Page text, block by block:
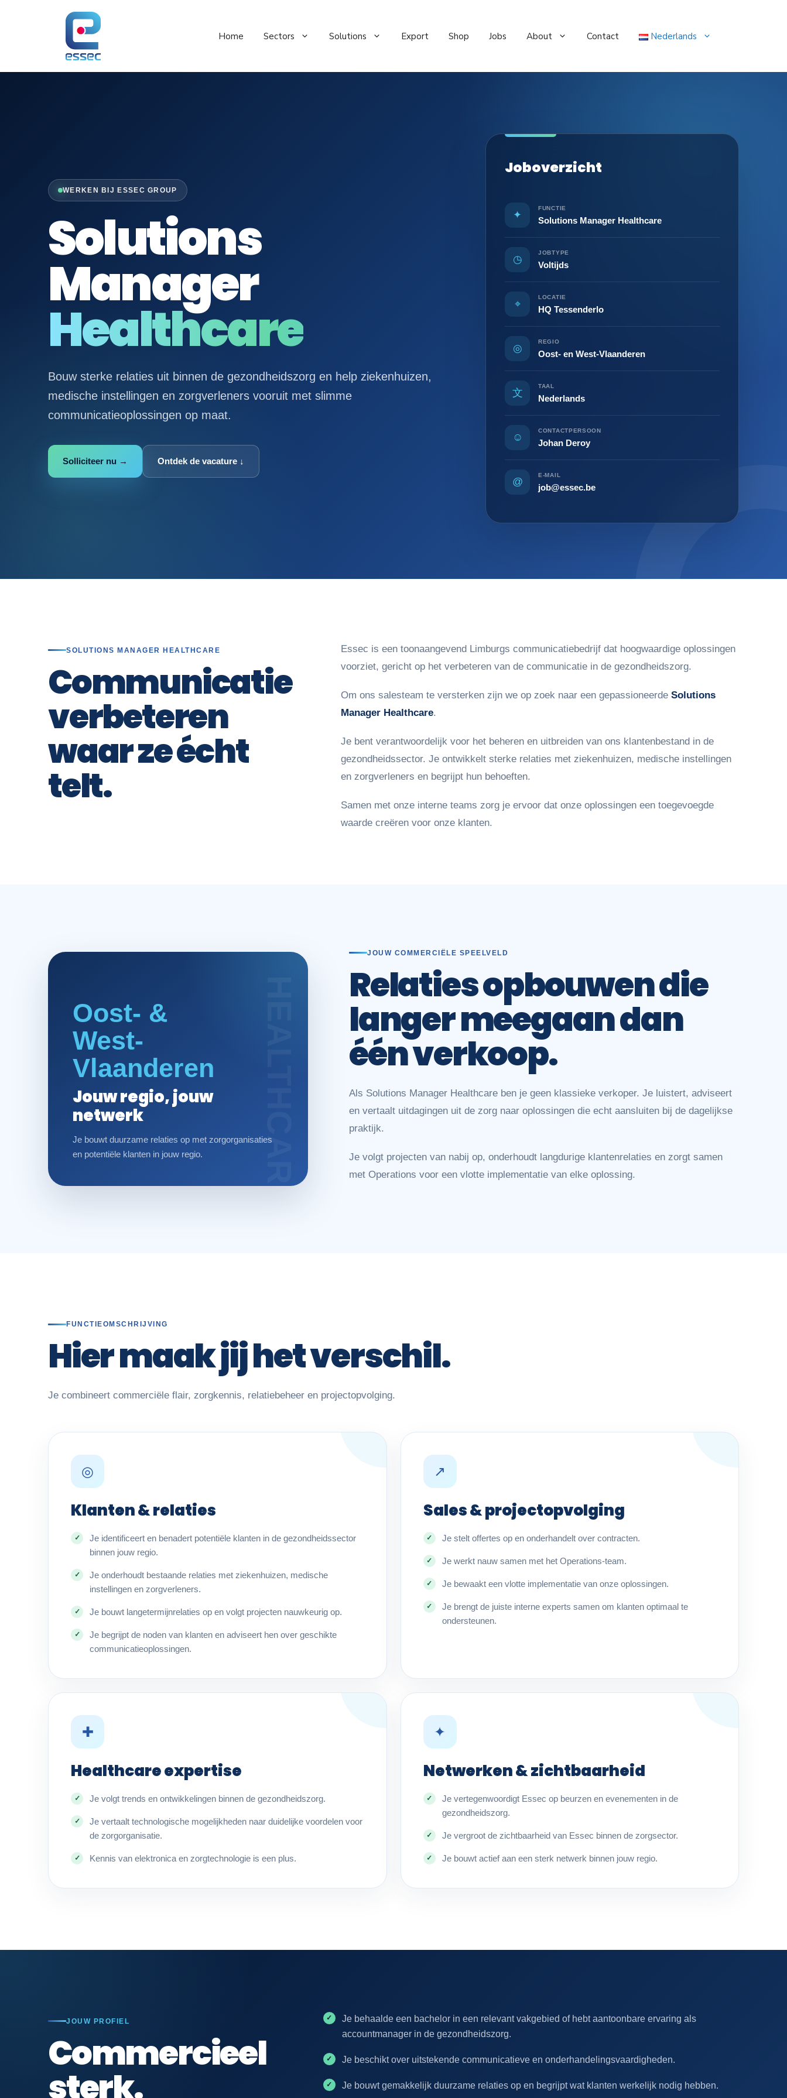
Home Sectors Solutions Export Shop Jobs About Contact Nederlands
WERKEN BIJ ESSEC GROUP
Solutions
Manager
Healthcare
Bouw sterke relaties uit binnen de gezondheidszorg en help ziekenhuizen,
medische instellingen en zorgverleners vooruit met slimme
communicatieoplossingen op maat.
Solliciteer nu → Ontdek de vacature ↓
Joboverzicht
✦
FUNCTIE
Solutions Manager Healthcare
◷
JOBTYPE
Voltijds
⌖
LOCATIE
HQ Tessenderlo
◎
REGIO
Oost- en West-Vlaanderen
文
TAAL
Nederlands
☺
CONTACTPERSOON
Johan Deroy
@
E-MAIL
job@essec.be
SOLUTIONS MANAGER HEALTHCARE
Communicatie
verbeteren
waar ze écht
telt.
Essec is een toonaangevend Limburgs communicatiebedrijf dat hoogwaardige oplossingen
voorziet, gericht op het verbeteren van de communicatie in de gezondheidszorg.
Om ons salesteam te versterken zijn we op zoek naar een gepassioneerdeSolutions
Manager Healthcare.
Je bent verantwoordelijk voor het beheren en uitbreiden van ons klantenbestand in de
gezondheidssector. Je ontwikkelt sterke relaties met ziekenhuizen, medische instellingen
en zorgverleners en begrijpt hun behoeften.
Samen met onze interne teams zorg je ervoor dat onze oplossingen een toegevoegde
waarde creëren voor onze klanten.
Oost- &
West-
Vlaanderen
Jouw regio, jouw
netwerk
Je bouwt duurzame relaties op met zorgorganisaties
en potentiële klanten in jouw regio.
JOUW COMMERCIËLE SPEELVELD
Relaties opbouwen die
langer meegaan dan
één verkoop.
Als Solutions Manager Healthcare ben je geen klassieke verkoper. Je luistert, adviseert
en vertaalt uitdagingen uit de zorg naar oplossingen die echt aansluiten bij de dagelijkse
praktijk.
Je volgt projecten van nabij op, onderhoudt langdurige klantenrelaties en zorgt samen
met Operations voor een vlotte implementatie van elke oplossing.
FUNCTIEOMSCHRIJVING
Hier maak jij het verschil.
Je combineert commerciële flair, zorgkennis, relatiebeheer en projectopvolging.
◎
Klanten & relaties
Je identificeert en benadert potentiële klanten in de gezondheidssector
binnen jouw regio.
Je onderhoudt bestaande relaties met ziekenhuizen, medische
instellingen en zorgverleners.
Je bouwt langetermijnrelaties op en volgt projecten nauwkeurig op.
Je begrijpt de noden van klanten en adviseert hen over geschikte
communicatieoplossingen.
↗
Sales & projectopvolging
Je stelt offertes op en onderhandelt over contracten.
Je werkt nauw samen met het Operations-team.
Je bewaakt een vlotte implementatie van onze oplossingen.
Je brengt de juiste interne experts samen om klanten optimaal te
ondersteunen.
✚
Healthcare expertise
Je volgt trends en ontwikkelingen binnen de gezondheidszorg.
Je vertaalt technologische mogelijkheden naar duidelijke voordelen voor
de zorgorganisatie.
Kennis van elektronica en zorgtechnologie is een plus.
✦
Netwerken & zichtbaarheid
Je vertegenwoordigt Essec op beurzen en evenementen in de
gezondheidszorg.
Je vergroot de zichtbaarheid van Essec binnen de zorgsector.
Je bouwt actief aan een sterk netwerk binnen jouw regio.
JOUW PROFIEL
Commercieel
sterk.
Je behaalde een bachelor in een relevant vakgebied of hebt aantoonbare ervaring als
accountmanager in de gezondheidszorg.
Je beschikt over uitstekende communicatieve en onderhandelingsvaardigheden.
Je bouwt gemakkelijk duurzame relaties op en begrijpt wat klanten werkelijk nodig hebben.